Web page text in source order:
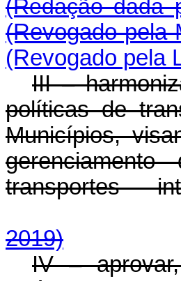
(Redação dada
(Revogado pela
(Revogado pela
III –
políticas de
Municípios,
transportes
2019)
IV –